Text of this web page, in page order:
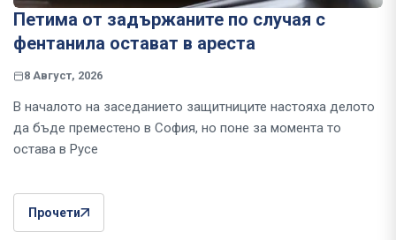
Петима от задържаните по случая с
фентанила остават в ареста
8 Август, 2026
В началото на заседанието защитниците настояха делото
да бъде преместено в София, но поне за момента то
остава в Русе
Прочети